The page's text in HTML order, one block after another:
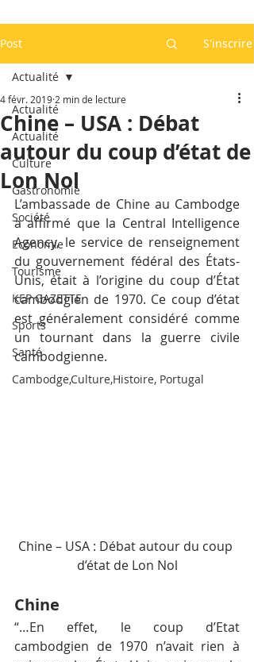
Post S'inscrire
Actualité
Actualité
Culture
Gastronomie
Société
Economie
Tourisme
KEP GAZETTE
Sports
Santé
Cambodge,Culture,Histoire, Portugal
Actualité
Chine – USA : Débat
autour du coup d’état de
Lon Nol
4 févr. 2019 2 min de lecture
L’ambassade de Chine au Cambodge
a affirmé que la Central Intelligence
Agency, le service de renseignement
du gouvernement fédéral des États-
Unis, était à l’origine du coup d’État
cambodgien de 1970. Ce coup d’état
est généralement considéré comme
un tournant dans la guerre civile
cambodgienne.
Chine – USA : Débat autour du coup
d’état de Lon Nol
Chine
“…En effet, le coup d’Etat
cambodgien de 1970 n’avait rien à